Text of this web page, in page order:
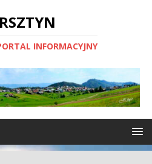
INFORMACYJNY